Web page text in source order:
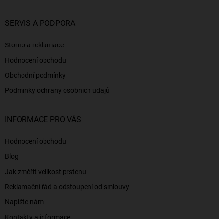
SERVIS A PODPORA
Storno a reklamace
Hodnocení obchodu
Obchodní podmínky
Podmínky ochrany osobních údajů
INFORMACE PRO VÁS
Hodnocení obchodu
Blog
Jak změřit velikost prstenu
Reklamační řád a odstoupení od smlouvy
Napište nám
Kontakty a informace